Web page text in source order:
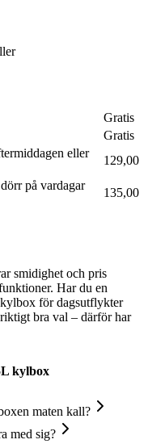
Gratis
Gratis
eller
129,00
på vardagar
135,00
smidighet och pris
Har du en
för dagsutflykter
bra val – därför har
kylbox
maten kall?
med sig?